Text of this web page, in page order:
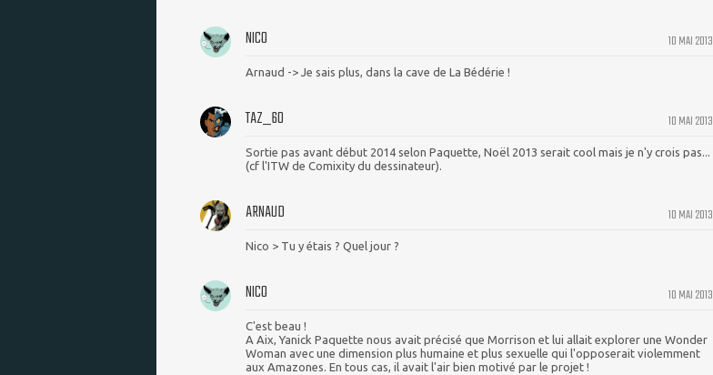
10 MAI 2013
NICO
Arnaud -> Je sais plus, dans la cave de La Bédérie !
10 MAI 2013
TAZ_60
Sortie pas avant début 2014 selon Paquette, Noël 2013 serait cool mais je n'y crois pas...
(cf l'ITW de Comixity du dessinateur).
10 MAI 2013
ARNAUD
Nico > Tu y étais ? Quel jour ?
10 MAI 2013
NICO
C'est beau !
A Aix, Yanick Paquette nous avait précisé que Morrison et lui allait explorer une Wonder
Woman avec une dimension plus humaine et plus sexuelle qui l'opposerait violemment
aux Amazones. En tous cas, il avait l'air bien motivé par le projet !